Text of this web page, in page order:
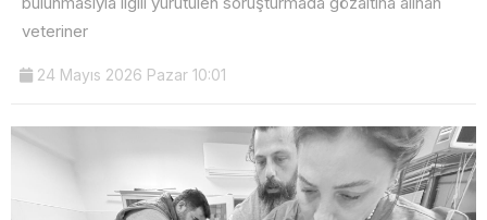
veteriner
24 Mayıs 2026 Pazar 10:01